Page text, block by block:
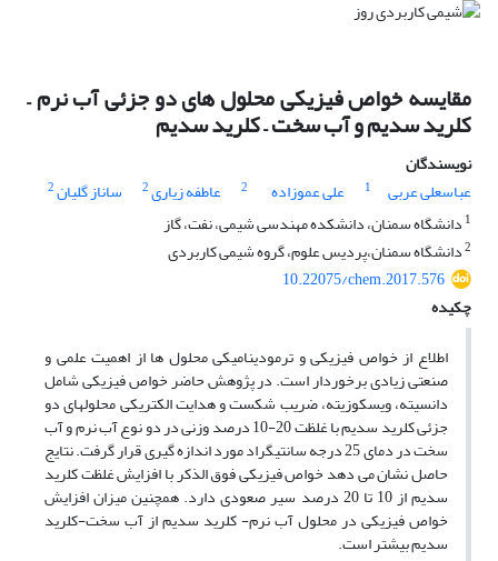
مقایسه خواص فیزیکی محلول های دو جزئی آب نرم –
کلرید سدیم و آب سخت – کلرید سدیم
نویسندگان
عباسعلی عربی
1 علی عموزاده 2 عاطفه زیاری2 ساناز گلیان2
1 دانشگاه سمنان، دانشکده مهندسی شیمی، نفت، گاز
2دانشگاه سمنان،پردیس علوم، گروه شیمی کاربردی
10.22075/chem.2017.576
چکیده
اطلاع از خواص فیزیکی و ترمودینامیکی محلول ها از اهمیت علمی و
صنعتی زیادی برخوردار است. در پژوهش حاضر خواص فیزیکی شامل
دانسیته، ویسکوزیته، ضریب شکست و هدایت الکتریکی محلول‏های دو
جزئی کلرید سدیم با غلظت 20-10 درصد وزنی در دو نوع آب نرم و آب
سخت در دمای 25 درجه سانتیگراد مورد اندازه گیری قرار گرفت. نتایج
حاصل نشان می دهد خواص فیزیکی فوق الذکر با افزایش غلظت کلرید
سدیم از 10 تا 20 درصد سیر صعودی دارد. همچنین میزان افزایش
خواص فیزیکی در محلول آب نرم- کلرید سدیم از آب سخت-کلرید
سدیم بیشتر است.